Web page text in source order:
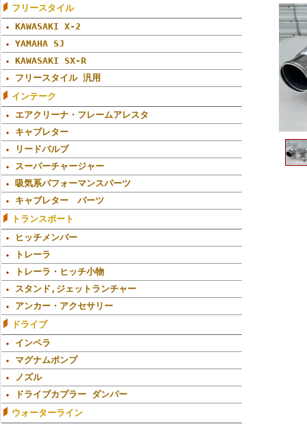
フリースタイル
KAWASAKI X-2
YAMAHA SJ
KAWASAKI SX-R
フリースタイル 汎用
インテーク
エアクリーナ・フレームアレスタ
キャブレター
リードバルブ
スーパーチャージャー
吸気系パフォーマンスパーツ
キャブレター パーツ
トランスポート
ヒッチメンバー
トレーラ
トレーラ・ヒッチ小物
スタンド,ジェットランチャー
アンカー・アクセサリー
ドライブ
インペラ
マグナムポンプ
ノズル
ドライブカプラー ダンパー
ウォーターライン